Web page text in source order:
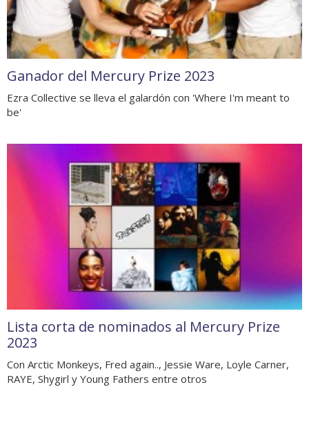
Ganador del Mercury Prize 2023
Ezra Collective se lleva el galardón con 'Where I'm meant to
be'
Lista corta de nominados al Mercury Prize
2023
Con Arctic Monkeys, Fred again.., Jessie Ware, Loyle Carner,
RAYE, Shygirl y Young Fathers entre otros